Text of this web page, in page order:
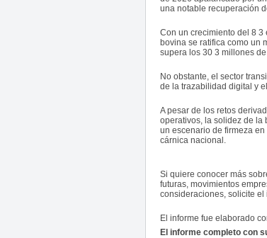
una notable recuperación
Con un crecimiento del 8 3
bovina se ratifica como un
supera los 30 3 millones
No obstante, el sector
de la trazabilidad digital y
A pesar de los retos
operativos, la solidez de la
un escenario de firmeza
cárnica nacional.
Si quiere conocer más
futuras, movimientos
consideraciones, solicite el
El informe fue elaborado
El informe completo con